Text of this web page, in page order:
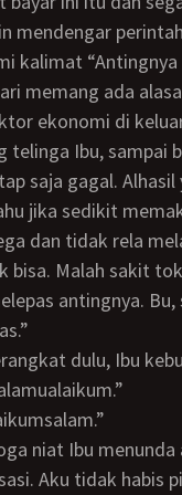
kalimat
memang ada
ekonomi di
saja gagal.
jika sedikit
dan tidak rela
bisa. Malah sakit
Aku tidak habis